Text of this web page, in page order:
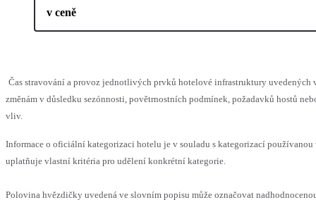
v ceně
Čas stravování a provoz jednotlivých prvků hotelové infrastruktury uvedených
změnám v důsledku sezónnosti, povětrnostních podmínek, požadavků hostů
vliv.
Informace o oficiální kategorizaci hotelu je v souladu s kategorizací používanou
uplatňuje vlastní kritéria pro udělení konkrétní kategorie.
Polovina hvězdičky uvedená ve slovním popisu může označovat